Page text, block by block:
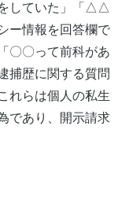
していた」「△△
ー情報を回答欄で
〇〇って前科があ
捕歴に関する質問
れらは個人の私生
であり、開示請求